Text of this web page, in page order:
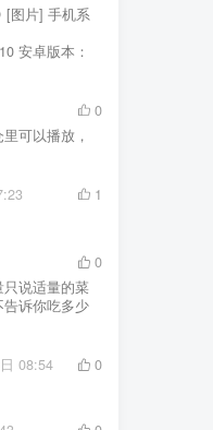
[图片] 手机系
：
0
可以播放，
1
0
说适量的菜
诉你吃多少
08:54
0